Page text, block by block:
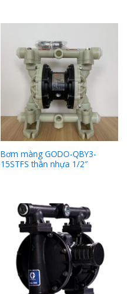
Bơm màng GODO-QBY3-
15STFS thân nhựa 1/2″